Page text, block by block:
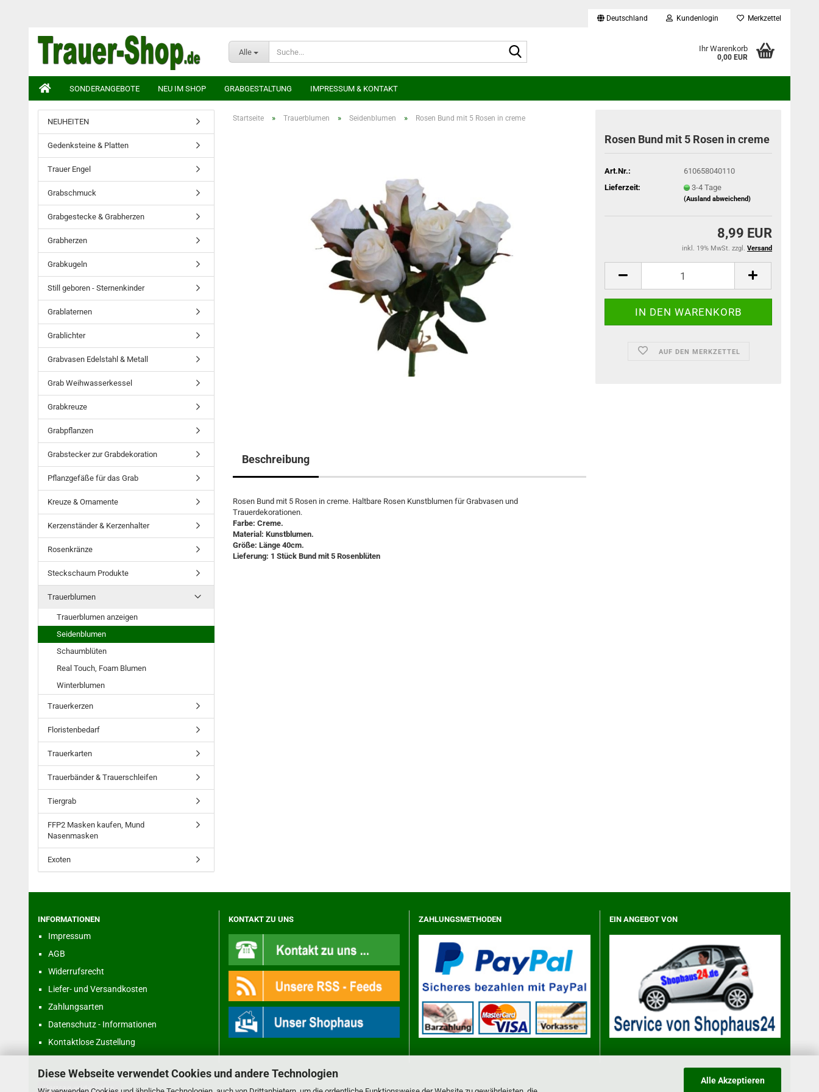
Diese Webseite verwendet Cookies und andere Technologien
Alle Akzeptieren
Deutschland Kundenlogin Merkzettel
Alle Ihr Warenkorb
0,00 EUR
SONDERANGEBOTE NEU IM SHOP GRABGESTALTUNG IMPRESSUM & KONTAKT
Startseite » Trauerblumen » Seidenblumen » Rosen Bund mit 5 Rosen in creme
Rosen Bund mit 5 Rosen in creme
Art.Nr.:
610658040110
Lieferzeit:
3-4 Tage
(Ausland abweichend)
8,99 EUR
inkl. 19% MwSt. zzgl. Versand
AUF DEN MERKZETTEL
Beschreibung
Rosen Bund mit 5 Rosen in creme. Haltbare Rosen Kunstblumen für Grabvasen und
Trauerdekorationen.
Farbe: Creme.
Material: Kunstblumen.
Größe: Länge 40cm.
Lieferung: 1 Stück Bund mit 5 Rosenblüten
NEUHEITEN
Gedenksteine & Platten
Trauer Engel
Grabschmuck
Grabgestecke & Grabherzen
Grabherzen
Grabkugeln
Still geboren - Sternenkinder
Grablaternen
Grablichter
Grabvasen Edelstahl & Metall
Grab Weihwasserkessel
Grabkreuze
Grabpflanzen
Grabstecker zur Grabdekoration
Pflanzgefäße für das Grab
Kreuze & Ornamente
Kerzenständer & Kerzenhalter
Rosenkränze
Steckschaum Produkte
Trauerblumen
Trauerblumen anzeigen
Seidenblumen
Schaumblüten
Real Touch, Foam Blumen
Winterblumen
Trauerkerzen
Floristenbedarf
Trauerkarten
Trauerbänder & Trauerschleifen
Tiergrab
FFP2 Masken kaufen, Mund
Nasenmasken
Exoten
INFORMATIONEN
Impressum
AGB
Widerrufsrecht
Liefer- und Versandkosten
Zahlungsarten
Datenschutz - Informationen
Kontaktlose Zustellung
KONTAKT ZU UNS ZAHLUNGSMETHODEN EIN ANGEBOT VON
Vertrag widerrufen